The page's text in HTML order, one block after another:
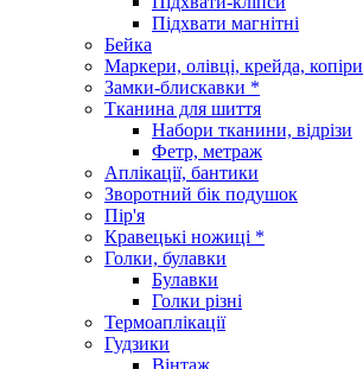
Підхвати магнітні
Бейка
Маркери, олівці, крейда, копіри
Замки-блискавки *
Тканина для шиття
Набори тканини, відрізи
Фетр, метраж
Аплікації, бантики
Зворотний бік подушок
Пір'я
Кравецькі ножиці *
Голки, булавки
Булавки
Голки різні
Термоаплікації
Гудзики
Вінтаж